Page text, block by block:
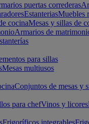
puertas correderas
EstanteriasMuebles
cocinaMesas y sillas de
Armarios de
para sillas
Mesas multiusos
Conjuntos de mesas y
para chefVinos y licores
Frigoríficos integrables